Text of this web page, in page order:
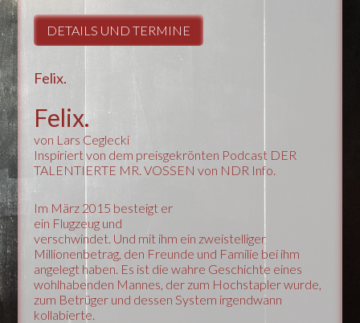
DETAILS UND TERMINE
Felix.
Felix.
von Lars Ceglecki
Inspiriert von dem preisgekrönten Podcast DER
TALENTIERTE MR. VOSSEN von NDR Info.
Im März 2015 besteigt er
ein Flugzeug und
verschwindet. Und mit ihm ein zweistelliger
Millionenbetrag, den Freunde und Familie bei ihm
angelegt haben. Es ist die wahre Geschichte eines
wohlhabenden Mannes, der zum Hochstapler wurde,
zum Betrüger und dessen System irgendwann
kollabierte.